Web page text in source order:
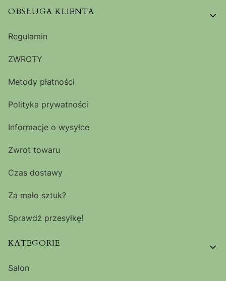
OBSŁUGA KLIENTA
Regulamin
ZWROTY
Metody płatności
Polityka prywatności
Informacje o wysyłce
Zwrot towaru
Czas dostawy
Za mało sztuk?
Sprawdź przesyłkę!
KATEGORIE
Salon